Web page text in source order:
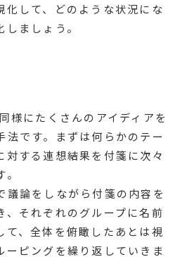
化して、どのような状況にな
ましょう。
様にたくさんのアイディアを
法です。まずは何らかのテー
対する連想結果を付箋に次々
議論をしながら付箋の内容を
、それぞれのグループに名前
て、全体を俯瞰したあとは視
ーピングを繰り返していきま